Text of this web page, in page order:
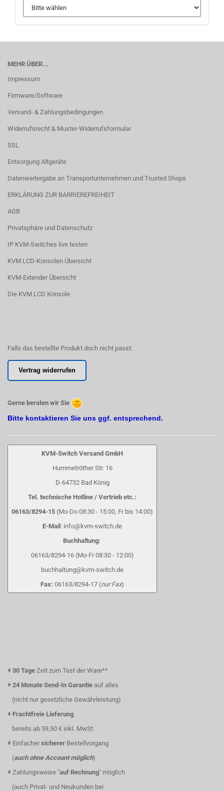
MEHR ÜBER...
Impressum
Firmware/Software
Versand- & Zahlungsbedingungen
Widerrufsrecht & Muster-Widerrufsformular
SSL
Entsorgung Altgeräte
Datenweitergabe an Transportunternehmen und Trusted Shops
ERKLÄRUNG ZUR BARRIEREFREIHEIT
AGB
Privatsphäre und Datenschutz
IP KVM-Switches live testen
KVM LCD-Konsolen Übersicht
KVM-Extender Übersicht
Die KVM LCD Konsole
Falls das bestellte Produkt doch nicht passt:
Vertrag widerrufen
Gerne beraten wir Sie
Bitte kontaktieren Sie uns ggf. entsprechend.
KVM-Switch Versand GmbH
Hummetröther Str. 16
D-64732 Bad König
Tel. technische Hotline / Vertrieb etc.:
06163/8294-15 (Mo-Do 08:30 - 15:00, Fr bis 14:00)
E-Mail : info@kvm-switch.de
Buchhaltung:
06163/8294-16 (Mo-Fr 08:30 - 12:00)
buchhaltung@kvm-switch.de
Fax: 06163/8294-17 (nur Fax)
+ 30 Tage Zeit zum Test der Ware**
+ 24 Monate Send-In Garantie auf alles
(nicht nur gesetzliche Gewährleistung)
+ Frachtfreie Lieferung
bereits ab 59,50 € inkl. MwSt.
+ Einfacher sicherer Bestellvorgang
(auch ohne Account möglich)
+ Zahlungsweise "auf Rechnung" möglich
(auch Privat- und Neukunden bei